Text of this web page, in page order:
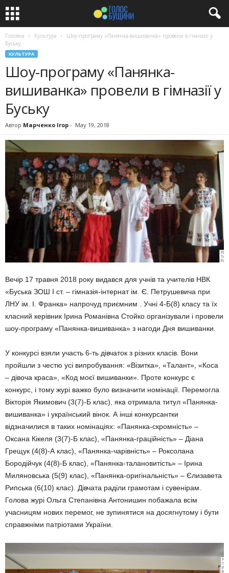
Головна Культура
Шоу-програму «Панянка-вишиванка» провели в гімназії у
Буську
КУЛЬТУРА
Шоу-програму «Панянка-
вишиванка» провели в гімназії у
Буську
Автор Марченко Ігор - May 19, 2018
Вечір 17 травня 2018 року видався для учнів та учителів НВК
«Буська ЗОШ І ст. – гімназія-інтернат ім. Є. Петрушевича при
ЛНУ ім. І. Франка» напрочуд приємним . Учні 4-Б(8) класу та їх
класний керівник Ірина Романівна Стойко організували і провели
шоу-програму «Панянка-вишиванка» з нагоди Дня вишиванки.
У конкурсі взяли участь 6-ть дівчаток з різних класів. Вони
пройшли з честю усі випробування: «Візитка», «Талант», «Коса
– дівоча краса», «Код моєї вишиванки». Проте конкурс є
конкурс, і тому журі важко було визначити номінації. Перемогла
Вікторія Якимович (3(7)-Б клас), яка отримала титул «Панянка-
вишиванка» і український вінок. А інші конкурсантки
відзначилися в таких номінаціях: «Панянка-скромність» –
Оксана Кікеля (3(7)-Б клас), «Панянка-граційність» – Діана
Грещук (4(8)-А клас), «Панянка-чарівність» – Роксолана
Бородійчук (4(8)-Б клас), «Панянка-талановитість» – Ірина
Миляновська (5(9) клас), «Панянка-оригінальність» – Єлизавета
Рипська (6(10) клас). Дівчата раділи грамотам і сувенірам.
Голова журі Ольга Степанівна Антонишин побажала всім
учасницям нових перемог, не зупинятися на досягнутому і бути
справжніми патріотами України.